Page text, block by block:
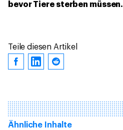
bevor Tiere sterben müssen.
Teile diesen Artikel
Ähnliche Inhalte